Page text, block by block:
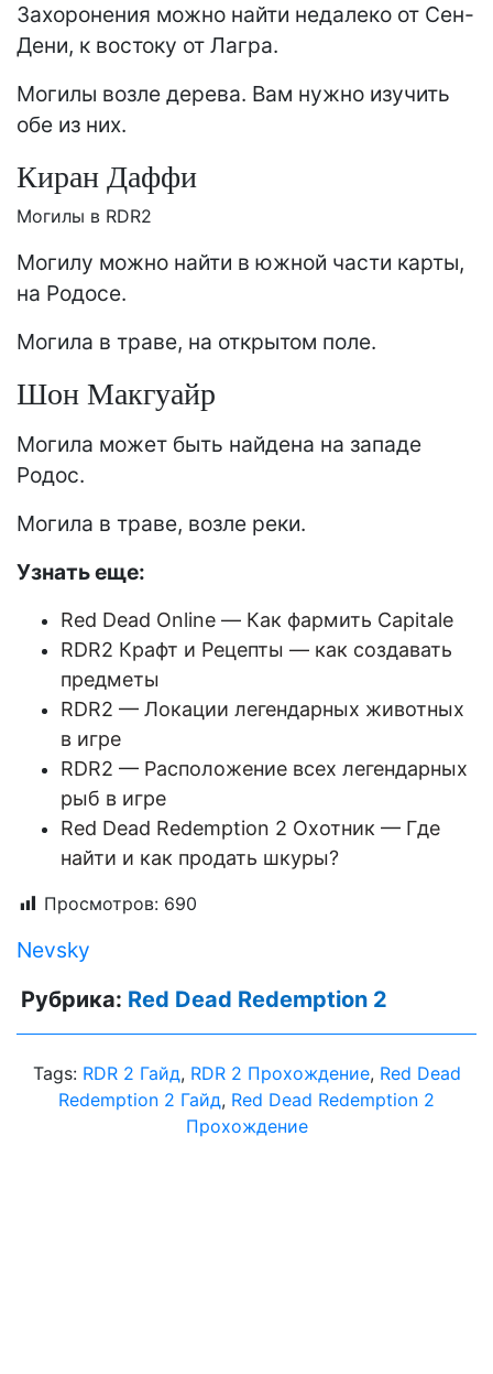
Захоронения можно найти недалеко от Сен-
Дени, к востоку от Лагра.
Могилы возле дерева. Вам нужно изучить
обе из них.
Киран Даффи
Могилы в RDR2
Могилу можно найти в южной части карты,
на Родосе.
Могила в траве, на открытом поле.
Шон Макгуайр
Могила может быть найдена на западе
Родос.
Могила в траве, возле реки.
Узнать еще:
Red Dead Online — Как фармить Capitale
RDR2 Крафт и Рецепты — как создавать
предметы
RDR2 — Локации легендарных животных
в игре
RDR2 — Расположение всех легендарных
рыб в игре
Red Dead Redemption 2 Охотник — Где
найти и как продать шкуры?
Просмотров: 690
Nevsky
Рубрика: Red Dead Redemption 2
Tags: RDR 2 Гайд, RDR 2 Прохождение, Red Dead
Redemption 2 Гайд, Red Dead Redemption 2
Прохождение